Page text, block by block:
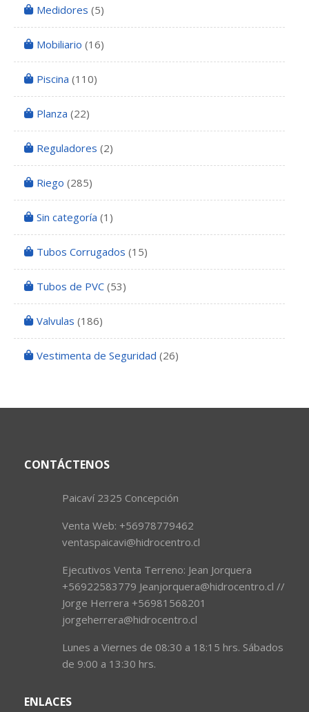
Medidores (5)
Mobiliario (16)
Piscina (110)
Planza (22)
Reguladores (2)
Riego (285)
Sin categoría (1)
Tubos Corrugados (15)
Tubos de PVC (53)
Valvulas (186)
Vestimenta de Seguridad (26)
CONTÁCTENOS
Paicaví 2325 Concepción
Venta Web: +56978779462
ventaspaicavi@hidrocentro.cl
Ejecutivos Venta Terreno: Jean Jorquera
+56922583779 Jeanjorquera@hidrocentro.cl //
Jorge Herrera +56981568201
jorgeherrera@hidrocentro.cl
Lunes a Viernes de 08:30 a 18:15 hrs. Sábados
de 9:00 a 13:30 hrs.
ENLACES